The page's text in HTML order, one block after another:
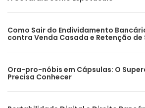
Como Sair do Endividamento
contra Venda Casada e Retenção de
Ora-pro-nóbis em Cápsulas: O
Precisa Conhecer